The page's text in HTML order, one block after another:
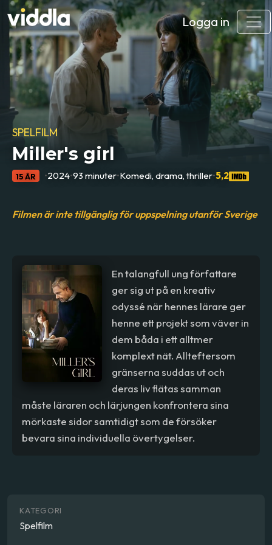
Logga in
SPELFILM
Miller's girl
15 ÅR •2024•93 minuter•Komedi, drama, thriller•5,2
Filmen är inte tillgänglig för uppspelning utanför Sverige
En talangfull ung författare
ger sig ut på en kreativ
odyssé när hennes lärare ger
henne ett projekt som väver in
dem båda i ett alltmer
komplext nät. Allteftersom
gränserna suddas ut och
deras liv flätas samman
måste läraren och lärjungen konfrontera sina
mörkaste sidor samtidigt som de försöker
bevara sina individuella övertygelser.
KATEGORI
Spelfilm